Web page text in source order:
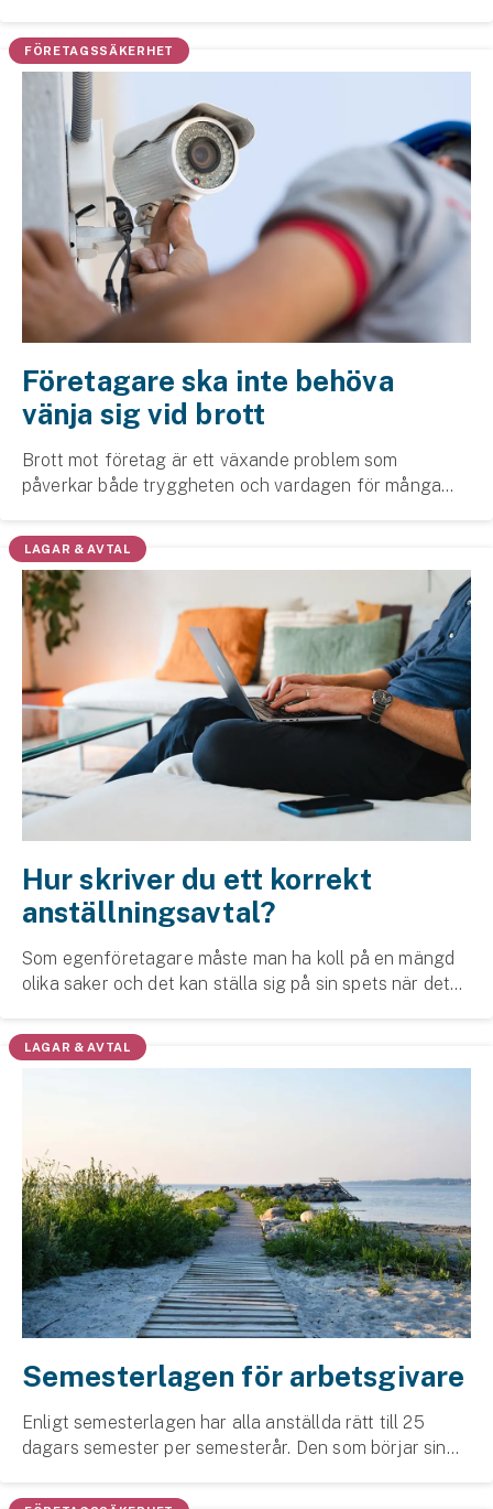
försäkringsrabatter eller om du inte ens är försäkrad,...
FÖRETAGSSÄKERHET
Företagare ska inte behöva
vänja sig vid brott
Brott mot företag är ett växande problem som
påverkar både tryggheten och vardagen för många
att brott inte bara drabbar, det förändrar hur företag ...
LAGAR & AVTAL
Hur skriver du ett korrekt
anställnings­avtal?
Som egenföretagare måste man ha koll på en mängd
olika saker och det kan ställa sig på sin spets när det
innehålla och hur blir det rättvist och ju...
LAGAR & AVTAL
Semesterlagen för arbetsgivare
Enligt semesterlagen har alla anställda rätt till 25
dagars semester per semesterår. Den som börjar sin
semesterdagar, vilka enligt semesterlagen är ...